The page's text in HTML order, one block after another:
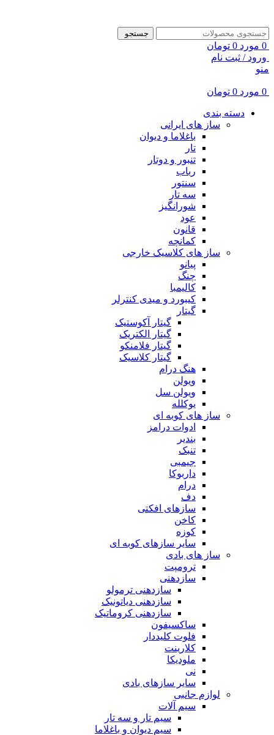
جستجو
0 مورد 0 تومان
ورود / ثبت نام
منو
0 مورد 0 تومان
دسته بندی
ساز های ایرانی
باغلاما و دیوان
تار
تنبور و دوتار
رباب
سنتور
سه تار
شورانگیز
عود
قانون
کمانچه
ساز های کلاسیک خارجی
پیانو
چنگ
کالیمبا
کیبورد و میدی کنترلر
گیتار
گیتار آکوستیک
گیتار الکتریک
گیتار فلامنکو
گیتار کلاسیک
هنگ درام
ویولن
ویولن سل
یوکلله
ساز های کوبه ای
ادوات درامز
بندیر
تنبک
جیمبی
داربوکا
درام
دف
سازهای افکتی
کاخن
کوزه
سایر سازهای کوبه ای
ساز های بادی
ترومپت
سازدهنی
سازدهنی ترمولو
سازدهنی دیاتونیک
سازدهنی کروماتیک
ساکسیفون
فلوت کلیددار
کلارینت
ملودیکا
نی
سایر سازهای بادی
لوازم جانبی
سیم آلات
سیم تار و سه تار
سیم دیوان و باغلاما